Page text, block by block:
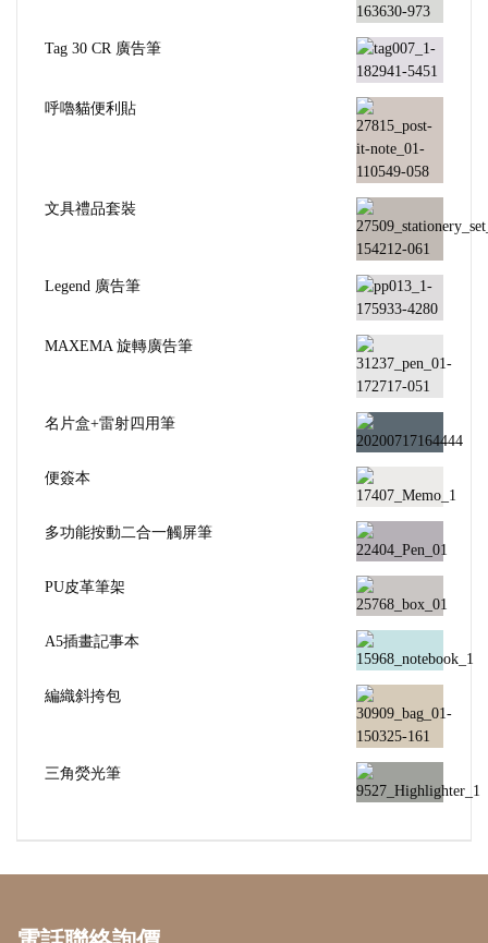
Tag 30 CR 廣告筆
呼嚕貓便利貼
文具禮品套裝
Legend 廣告筆
MAXEMA 旋轉廣告筆
名片盒+雷射四用筆
便簽本
多功能按動二合一觸屏筆
PU皮革筆架
A5插畫記事本
編織斜挎包
三角熒光筆